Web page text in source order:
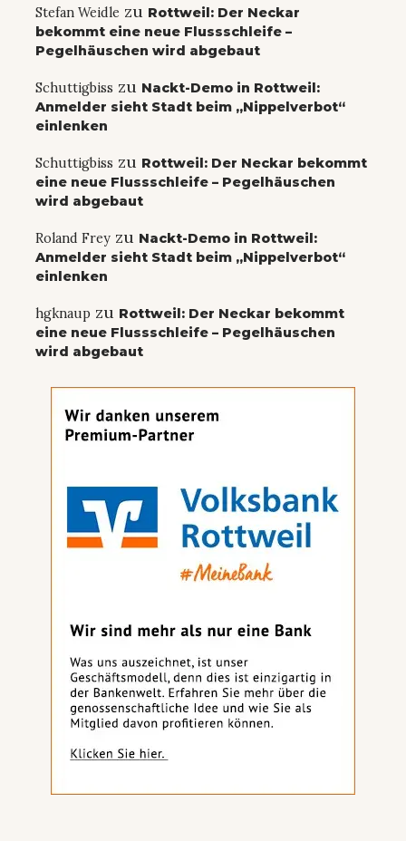
Stefan Weidle zu Rottweil: Der Neckar
bekommt eine neue Flussschleife –
Pegelhäuschen wird abgebaut
Schuttigbiss zu Nackt-Demo in Rottweil:
Anmelder sieht Stadt beim „Nippelverbot“
einlenken
Schuttigbiss zu Rottweil: Der Neckar bekommt
eine neue Flussschleife – Pegelhäuschen
wird abgebaut
Roland Frey zu Nackt-Demo in Rottweil:
Anmelder sieht Stadt beim „Nippelverbot“
einlenken
hgknaup zu Rottweil: Der Neckar bekommt
eine neue Flussschleife – Pegelhäuschen
wird abgebaut